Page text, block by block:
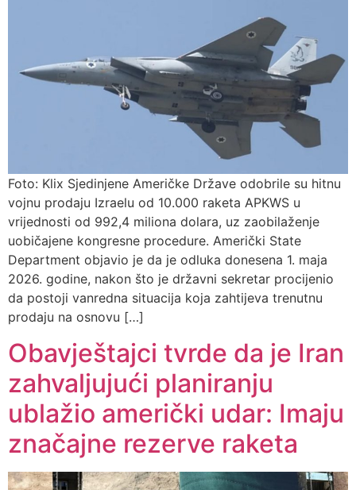
Foto: Klix Sjedinjene Američke Države odobrile su hitnu
vojnu prodaju Izraelu od 10.000 raketa APKWS u
vrijednosti od 992,4 miliona dolara, uz zaobilaženje
uobičajene kongresne procedure. Američki State
Department objavio je da je odluka donesena 1. maja
2026. godine, nakon što je državni sekretar procijenio
da postoji vanredna situacija koja zahtijeva trenutnu
prodaju na osnovu […]
Obavještajci tvrde da je Iran
zahvaljujući planiranju
ublažio američki udar: Imaju
značajne rezerve raketa